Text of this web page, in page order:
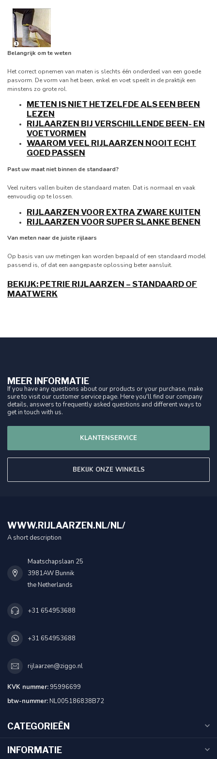
Belangrijk om te weten
Het correct opnemen van maten is slechts één onderdeel van een goede
pasvorm. De vorm van het been, enkel en voet speelt in de praktijk een
minstens zo grote rol.
METEN IS NIET HETZELFDE ALS EEN BEEN
LEZEN
RIJLAARZEN BIJ VERSCHILLENDE BEEN- EN
VOETVORMEN
WAAROM VEEL RIJLAARZEN NOOIT ECHT
GOED PASSEN
Past uw maat niet binnen de standaard?
Veel ruiters vallen buiten de standaard maten. Dat is normaal en vaak
eenvoudig op te lossen.
RIJLAARZEN VOOR EXTRA ZWARE KUITEN
RIJLAARZEN VOOR SUPER SLANKE BENEN
Van meten naar de juiste rijlaars
Op basis van uw metingen kan worden bepaald of een standaard model
passend is, of dat een aangepaste oplossing beter aansluit.
BEKIJK: PETRIE RIJLAARZEN – STANDAARD OF
MAATWERK
MEER INFORMATIE
If you have any questions about our products or your purchase, make
sure to visit our customer service page. Here you'll find our company
details, answers to frequently asked questions and different ways to
get in touch with us.
KLANTENSERVICE
BEKIJK ONZE WINKELS
WWW.RIJLAARZEN.NL/NL/
A short description
Maatschapslaan 25
3981AW Bunnik
the Netherlands
+31 654953688
+31 654953688
rijlaarzen@ziggo.nl
KVK nummer:95996699
btw-nummer:NL005186838B72
CATEGORIEËN
INFORMATIE